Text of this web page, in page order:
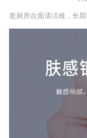
老厨房台面清洁难，长